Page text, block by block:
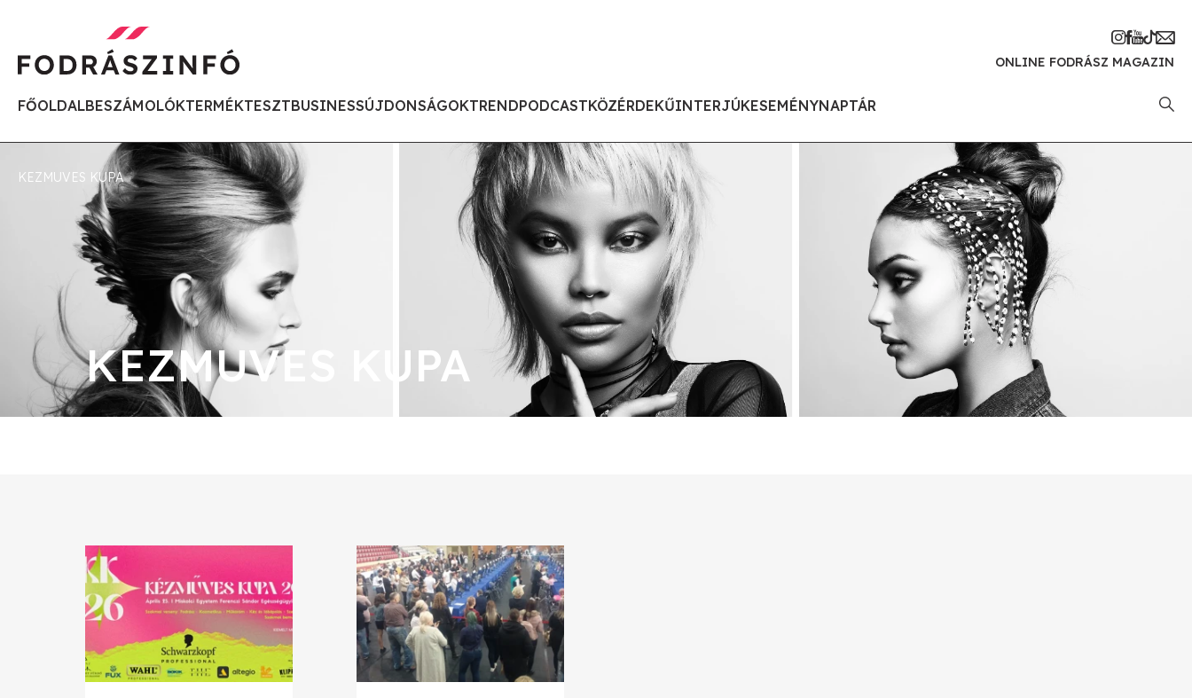
ONLINE FODRÁSZ MAGAZIN
FŐOLDALBESZÁMOLÓKTERMÉKTESZTBUSINESSÚJDONSÁGOKTRENDPODCASTKÖZÉRDEKŰINTERJÚKESEMÉNYNAPTÁR
KEZMUVES KUPA
KEZMUVES KUPA